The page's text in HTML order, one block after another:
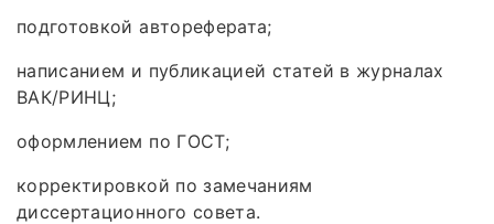
подготовкой автореферата;
написанием и публикацией статей в журналах
ВАК/РИНЦ;
оформлением по ГОСТ;
корректировкой по замечаниям
диссертационного совета.